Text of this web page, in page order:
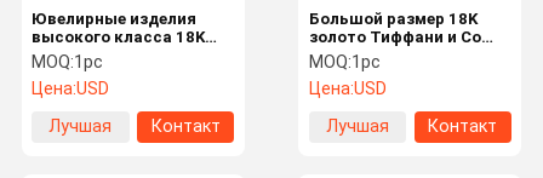
Большой размер 18K
золото Тиффани и Co
ключевой подвесок
Ожерелье с
бриллиантами
MOQ:1pc
Цена:USD
Лучшая
Контакт
Ювелирные изделия
высокого класса 18K
золотой бриллиантовый
ожерелье, на заказ
змеиный ожерелье
MOQ:1pc
Цена:USD
Лучшая
Контакт